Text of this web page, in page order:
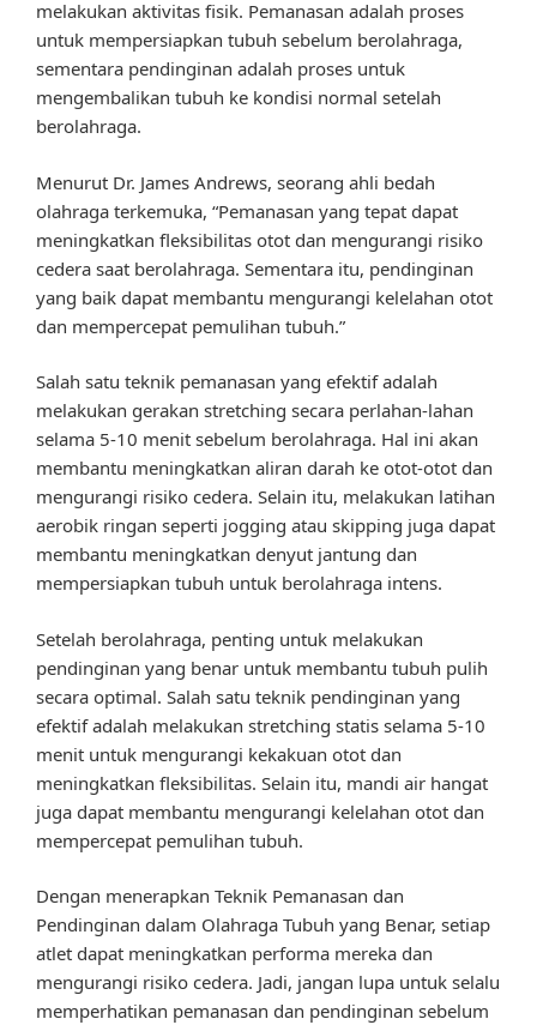
melakukan aktivitas fisik. Pemanasan adalah proses
untuk mempersiapkan tubuh sebelum berolahraga,
sementara pendinginan adalah proses untuk
mengembalikan tubuh ke kondisi normal setelah
berolahraga.
Menurut Dr. James Andrews, seorang ahli bedah
olahraga terkemuka, “Pemanasan yang tepat dapat
meningkatkan fleksibilitas otot dan mengurangi risiko
cedera saat berolahraga. Sementara itu, pendinginan
yang baik dapat membantu mengurangi kelelahan otot
dan mempercepat pemulihan tubuh.”
Salah satu teknik pemanasan yang efektif adalah
melakukan gerakan stretching secara perlahan-lahan
selama 5-10 menit sebelum berolahraga. Hal ini akan
membantu meningkatkan aliran darah ke otot-otot dan
mengurangi risiko cedera. Selain itu, melakukan latihan
aerobik ringan seperti jogging atau skipping juga dapat
membantu meningkatkan denyut jantung dan
mempersiapkan tubuh untuk berolahraga intens.
Setelah berolahraga, penting untuk melakukan
pendinginan yang benar untuk membantu tubuh pulih
secara optimal. Salah satu teknik pendinginan yang
efektif adalah melakukan stretching statis selama 5-10
menit untuk mengurangi kekakuan otot dan
meningkatkan fleksibilitas. Selain itu, mandi air hangat
juga dapat membantu mengurangi kelelahan otot dan
mempercepat pemulihan tubuh.
Dengan menerapkan Teknik Pemanasan dan
Pendinginan dalam Olahraga Tubuh yang Benar, setiap
atlet dapat meningkatkan performa mereka dan
mengurangi risiko cedera. Jadi, jangan lupa untuk selalu
memperhatikan pemanasan dan pendinginan sebelum